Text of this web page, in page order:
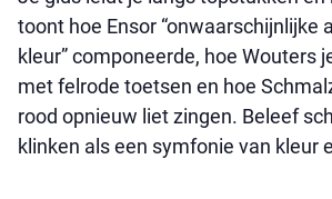
toont hoe Ensor “onwaarschijnlijke
kleur” componeerde, hoe Wouters
met felrode toetsen en hoe
rood opnieuw liet zingen. Beleef
klinken als een symfonie van kleur